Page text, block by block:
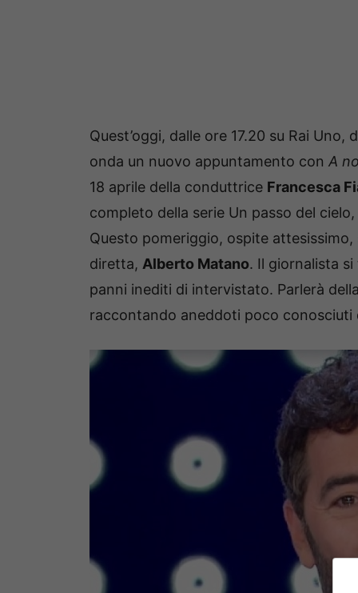
Quest’oggi, dalle ore 17.20 su Rai Uno,
onda un nuovo appuntamento con A
18 aprile della conduttrice Francesca
completo della serie Un passo del
Questo pomeriggio, ospite
diretta, Alberto Matano. Il giornalista
panni inediti di intervistato. Parlerà
raccontando aneddoti poco conosciuti